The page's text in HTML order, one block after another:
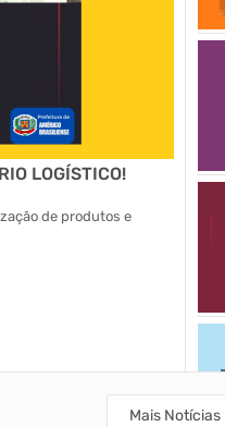
LOGÍSTICO!
de produtos e
22/
Mais Notícias